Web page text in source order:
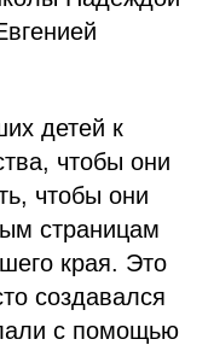
детей к
чтобы они
чтобы они
страницам
края. Это
создавался
с помощью